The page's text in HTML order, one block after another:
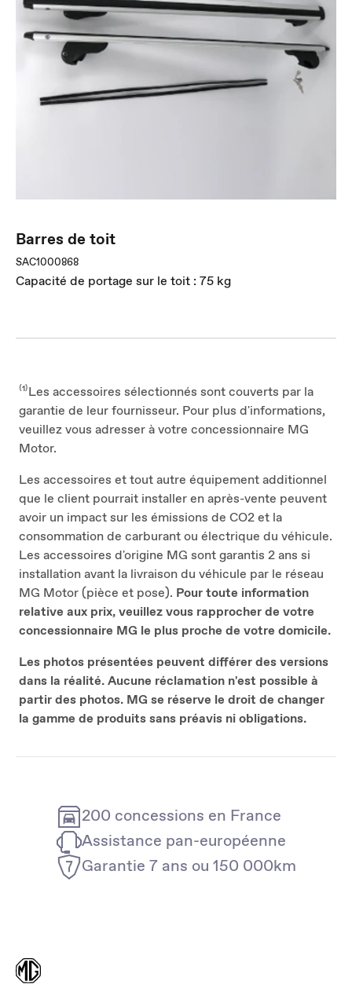
Barres de toit
SAC1000868
Capacité de portage sur le toit : 75 kg
⁽¹⁾Les accessoires sélectionnés sont couverts par la
garantie de leur fournisseur. Pour plus d'informations,
veuillez vous adresser à votre concessionnaire MG
Motor.
Les accessoires et tout autre équipement additionnel
que le client pourrait installer en après-vente peuvent
avoir un impact sur les émissions de CO2 et la
consommation de carburant ou électrique du véhicule.
Les accessoires d'origine MG sont garantis 2 ans si
installation avant la livraison du véhicule par le réseau
MG Motor (pièce et pose). Pour toute information
relative aux prix, veuillez vous rapprocher de votre
concessionnaire MG le plus proche de votre domicile.
Les photos présentées peuvent différer des versions
dans la réalité. Aucune réclamation n'est possible à
partir des photos. MG se réserve le droit de changer
la gamme de produits sans préavis ni obligations.
200 concessions en France
Assistance pan-européenne
Garantie 7 ans ou 150 000km